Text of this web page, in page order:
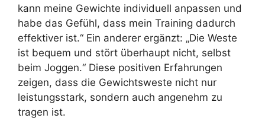
kann meine Gewichte individuell anpassen und
habe das Gefühl, dass mein Training dadurch
effektiver ist.“ Ein anderer ergänzt: „Die Weste
ist bequem und stört überhaupt nicht, selbst
beim Joggen.“ Diese positiven Erfahrungen
zeigen, dass die Gewichtsweste nicht nur
leistungsstark, sondern auch angenehm zu
tragen ist.